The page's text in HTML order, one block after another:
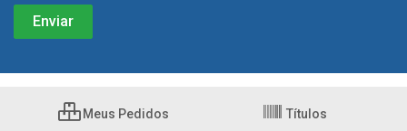
Meus Pedidos Títulos